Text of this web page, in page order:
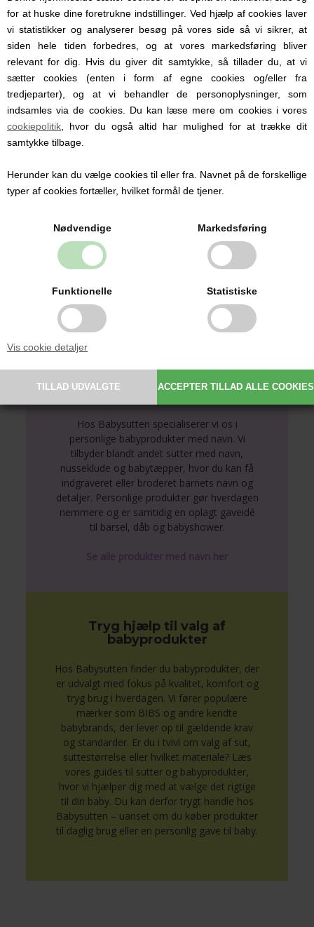
for at huske dine foretrukne indstillinger. Ved hjælp af cookies laver
vi statistikker og analyserer besøg på vores side så vi sikrer, at
siden hele tiden forbedres, og at vores markedsføring bliver
relevant for dig. Hvis du giver dit samtykke, så tillader du, at vi
sætter cookies (enten i form af egne cookies og/eller fra
tredjeparter), og at vi behandler de personoplysninger, som
indsamles via de cookies. Du kan læse mere om cookies i vores
cookiepolitik , hvor du også altid har mulighed for at trække dit
samtykke tilbage.
Herunder kan du vælge cookies til eller fra. Navnet på de forskellige
typer af cookies fortæller, hvilket formål de tjener.
Nødvendige Markedsføring
Funktionelle Statistiske
Vis cookie detaljer
opfylder krav til standard EN 1400 for
sutter, samt overholder derfor særlige
krav til kvalitet, holdbarhed, funktionalitet
og miljø. Sutten er BPA-fri, phthalat-fri og
PVC-fri. Skjoldet er ekstra stort og
udstyret med sikkerheds- og lufthuller.
Der ligger tre sutter i pakken, navnet
bliver graveret i yderkanten og da pladsen
er træng vil det kunne være muligt at
gravere på en linje.
navnet er.
Brug kun de dertil beregnede
sutteholdere, som er testet i henhold til
EN 12586. Sæt aldrig uautoriserede bånd
eller snore fast i sutten, da det kan
Personlige produkter med
navn
Hos Babysutten specialiserer vi os i
personlige babyprodukter med navn. Vi
tilbyder blandt andet sutter med navn,
nusseklude og babytæpper, hvor du kan få
indgraveret eller broderet barnets navn og
detaljer. Personlige produkter gør hverdagen
nemmere og er samtidig en oplagt gaveidé
til barsel, dåb og babyshower.
Se alle produkter med navn her
Tryg hjælp til valg af
babyprodukter
Hos Babysutten finder du babyprodukter, der
er udvalgt med fokus på kvalitet, komfort og
tryg brug i hverdagen. Vi fører populære
mærker som BIBS og andre kendte
babybrands, der lever op til gældende krav
og standarder. Er du i tvivl om valg af sut,
suttestørrelse eller hvilket materiale? Læs
vores guides til sutter og babyprodukter,
hvor vi hjælper dig med at vælge det rigtige
til din baby. Du kan derfor trygt handle hos
Babysutten – uanset om du køber produkter
til daglig brug eller en personlig gave til baby.